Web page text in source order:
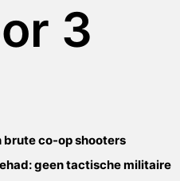
3
brute co-op shooters
geen tactische militaire